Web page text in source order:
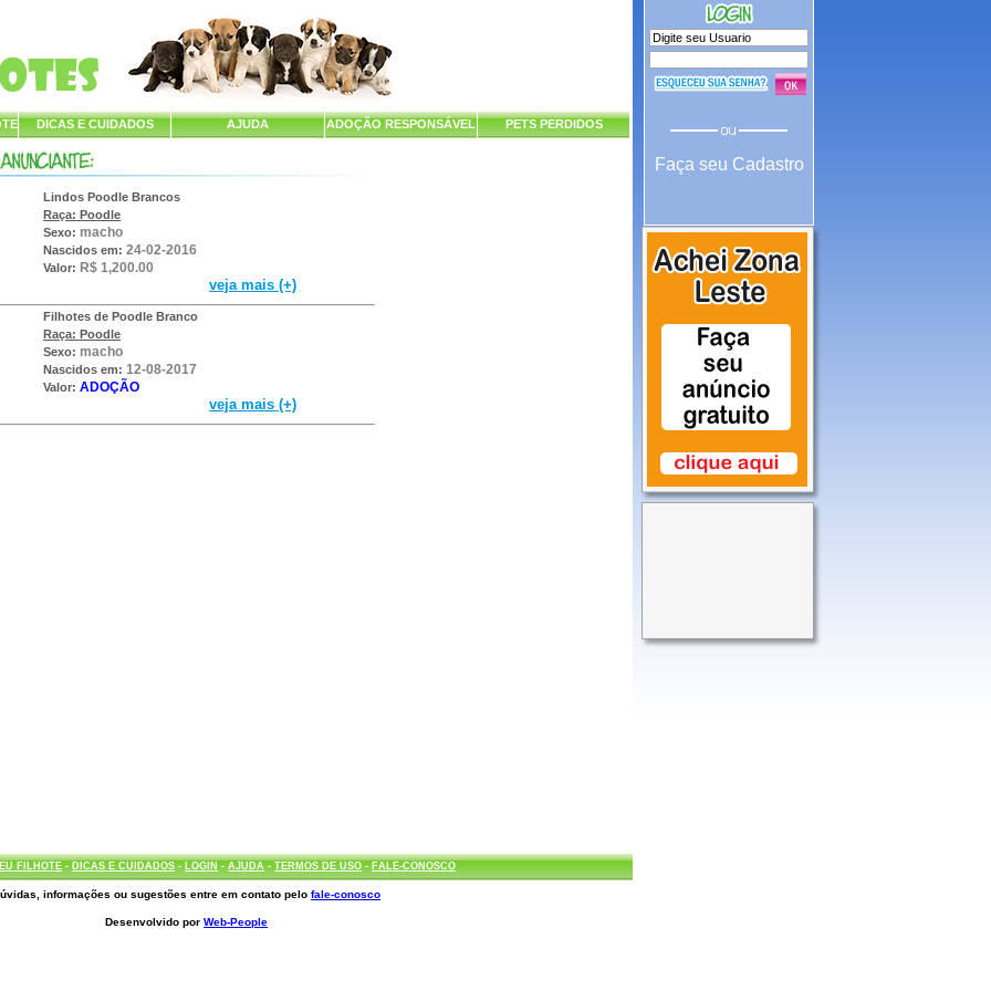
DICAS E CUIDADOS AJUDA ADOÇÃO RESPONSÁVEL PETS PERDIDOS
Lindos Poodle Brancos
Raça: Poodle
Sexo: macho
Nascidos em:24-02-2016
Valor: R$ 1,200.00
veja mais (+)
Filhotes de Poodle Branco
Raça: Poodle
Sexo: macho
Nascidos em: 12-08-2017
Valor:ADOÇÃO
veja mais (+)
FILHOTE- DICAS E CUIDADOS- LOGIN-AJUDA-TERMOS DE USO- FALE-CONOSCO
Faça seu Cadastro
informações ou sugestões entre em contato pelofale-conosco
Desenvolvido porWeb-People